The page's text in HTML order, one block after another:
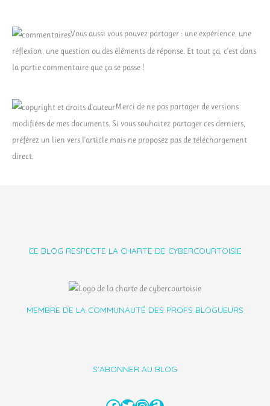
Vous aussi vous pouvez partager : une expérience, une
réflexion, une question ou des éléments de réponse. Et tout ça, c'est dans
la partie commentaire que ça se passe !
Merci de ne pas partager de versions
modifiées de mes documents. Si vous souhaitez partager ces derniers,
préférez un lien vers l'article mais ne proposez pas de téléchargement
direct.
CE BLOG RESPECTE LA CHARTE DE CYBERCOURTOISIE
MEMBRE DE LA COMMUNAUTÉ DES PROFS BLOGUEURS
S'ABONNER AU BLOG